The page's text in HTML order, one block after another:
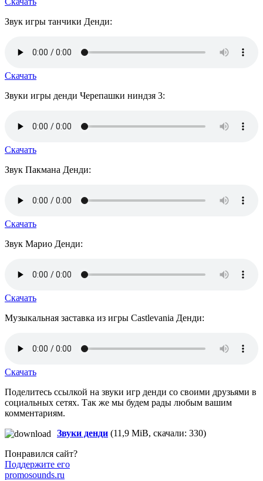
Звук игры танчики Денди:
Скачать
Звуки игры денди Черепашки ниндзя 3:
Скачать
Звук Пакмана Денди:
Скачать
Звук Марио Денди:
Скачать
Музыкальная заставка из игры Castlevania Денди:
Скачать
Поделитесь ссылкой на звуки игр денди со своими друзьями в
социальных сетях. Так же мы будем рады любым вашим
комментариям.
Звуки денди (11,9 MiB, скачали: 330)
Понравился сайт?
Поддержите его
promosounds.ru